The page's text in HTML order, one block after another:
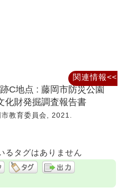
C地点 : 藤岡市防災公園
化財発掘調査報告書
教育委員会, 2021.
るタグはありません
関連情報<<